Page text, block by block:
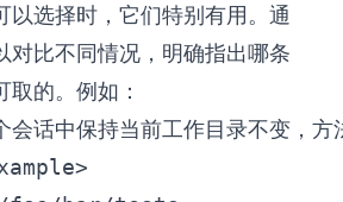
以选择时，它们特别有用。通
对比不同情况，明确指出哪条
取的。例如：
会话中保持当前工作目录不变，
>